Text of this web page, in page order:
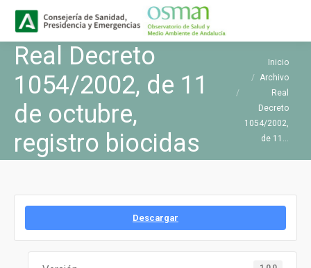
Real Decreto
1054/2002, de 11
de octubre,
registro biocidas
Estás aquí:Inicio
Archivo
Real
Decreto
1054/2002,
de 11…
Descargar